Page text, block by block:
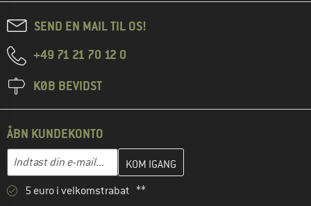
SEND EN MAIL TIL OS!
+49 71 21 70 12 0
KØB BEVIDST
ÅBN KUNDEKONTO
E-mail-adresse
Indtast din e-mailadresse her, og opret i næste trin din
5 euro i velkomstrabat **